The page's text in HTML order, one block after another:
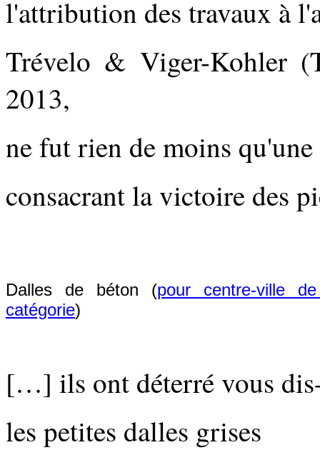
l'attribution des travaux à
Trévelo & Viger-Kohler
2013,
ne fut rien de moins
consacrant la victoire des
Dalles de béton (pour centre-ville
catégorie)
[…] ils ont déterré vous
les petites dalles grises